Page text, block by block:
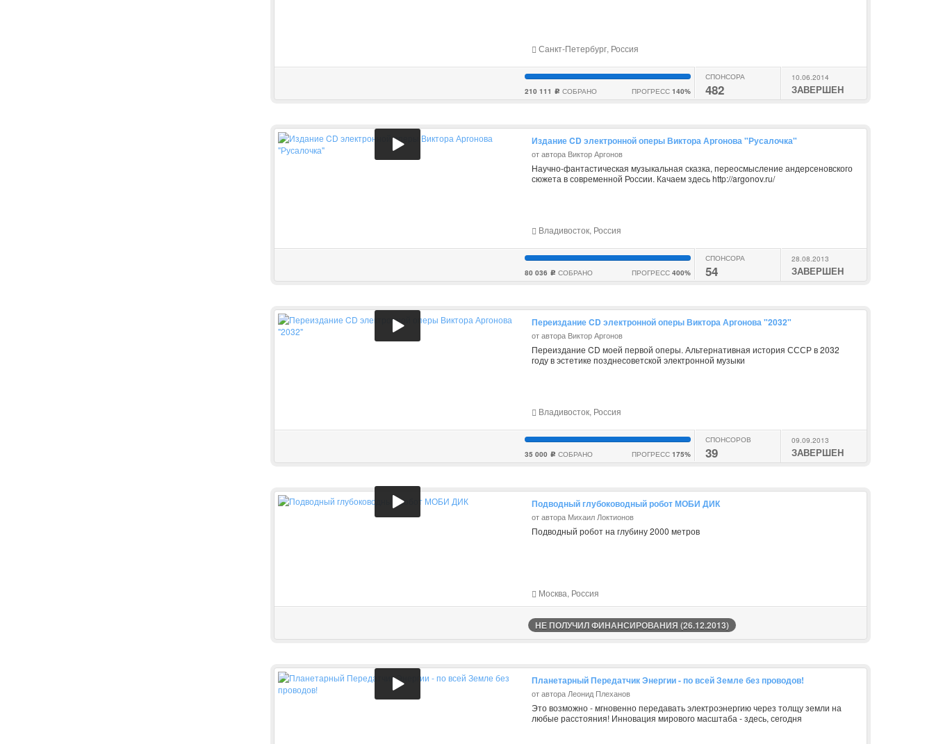
Санкт-Петербург, Россия
210 111 c СОБРАНО ПРОГРЕСС 140%
СПОНСОРА
482
10.06.2014
ЗАВЕРШЕН
Издание CD электронной оперы Виктора Аргонова "Русалочка"
от автора Виктор Аргонов
Научно-фантастическая музыкальная сказка, переосмысление андерсеновского
сюжета в современной России. Качаем здесь http://argonov.ru/
Владивосток, Россия
80 036 c СОБРАНО ПРОГРЕСС 400%
СПОНСОРА
54
28.08.2013
ЗАВЕРШЕН
Переиздание CD электронной оперы Виктора Аргонова "2032"
от автора Виктор Аргонов
Переиздание CD моей первой оперы. Альтернативная история СССР в 2032
году в эстетике позднесоветской электронной музыки
Владивосток, Россия
35 000 c СОБРАНО ПРОГРЕСС 175%
СПОНСОРОВ
39
09.09.2013
ЗАВЕРШЕН
Подводный глубоководный робот МОБИ ДИК
от автора Михаил Локтионов
Подводный робот на глубину 2000 метров
Москва, Россия
НЕ ПОЛУЧИЛ ФИНАНСИРОВАНИЯ (26.12.2013)
Планетарный Передатчик Энергии - по всей Земле без проводов!
от автора Леонид Плеханов
Это возможно - мгновенно передавать электроэнергию через толщу земли на
любые расстояния! Инновация мирового масштаба - здесь, сегодня